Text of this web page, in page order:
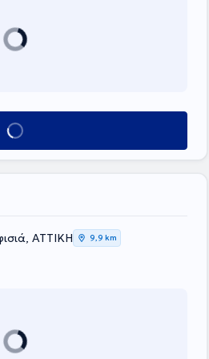
ραντεβού
ΑΤΤΙΚΗ 9,9 km